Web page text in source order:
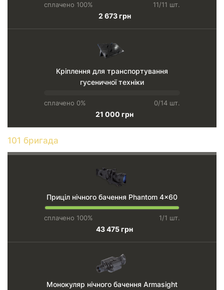
сплачено 100% 11/11 шт.
2 673 грн
Кріплення для транспортування
гусеничної техніки
сплачено 0% 0/14 шт.
21 000 грн
101 бригада
Приціл нічного бачення Phantom 4x60
сплачено 100% 1/1 шт.
43 475 грн
Монокуляр нічного бачення Armasight